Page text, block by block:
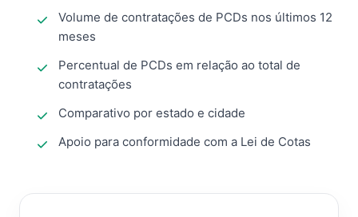
Volume de contratações de PCDs nos últimos 12
meses
Percentual de PCDs em relação ao total de
contratações
Comparativo por estado e cidade
Apoio para conformidade com a Lei de Cotas